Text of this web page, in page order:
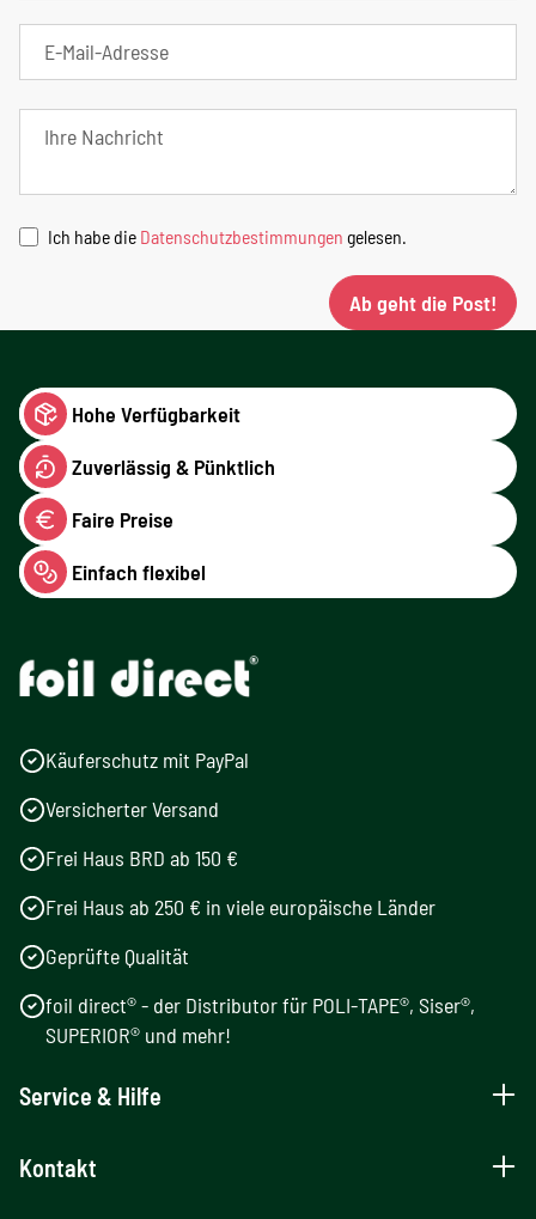
Ich habe die Datenschutzbestimmungen gelesen.
Ab geht die Post!
Hohe Verfügbarkeit
Zuverlässig & Pünktlich
Faire Preise
Einfach flexibel
Käuferschutz mit PayPal
Versicherter Versand
Frei Haus BRD ab 150 €
Frei Haus ab 250 € in viele europäische Länder
Geprüfte Qualität
foil direct® - der Distributor für POLI-TAPE®, Siser®,
SUPERIOR® und mehr!
Service & Hilfe
Kontakt